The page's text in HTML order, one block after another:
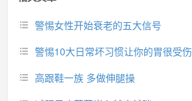
警惕女性开始衰老的五大信号
警惕10大日常坏习惯让你的胃很受伤
高跟鞋一族 多做伸腿操